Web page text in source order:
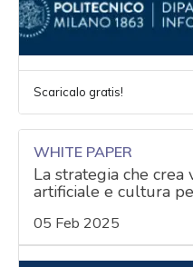
Scaricalo gratis!
WHITE PAPER
La strategia che
artificiale e cultura
05 Feb 2025